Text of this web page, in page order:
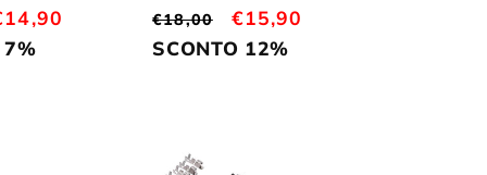
7%
Prezzo
di
€18,00
Prezzo
scontato
€15,90
SCONTO 12%